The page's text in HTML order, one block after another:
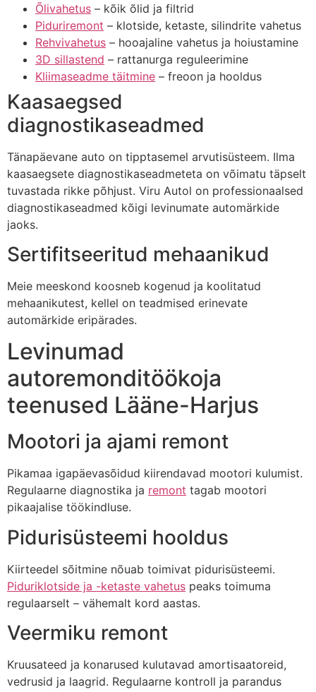
Õlivahetus – kõik õlid ja filtrid
Piduriremont – klotside, ketaste, silindrite vahetus
Rehvivahetus – hooajaline vahetus ja hoiustamine
3D sillastend – rattanurga reguleerimine
Kliimaseadme täitmine – freoon ja hooldus
Kaasaegsed
diagnostikaseadmed
Tänapäevane auto on tipptasemel arvutisüsteem. Ilma
kaasaegsete diagnostikaseadmeteta on võimatu täpselt
tuvastada rikke põhjust. Viru Autol on professionaalsed
diagnostikaseadmed kõigi levinumate automärkide
jaoks.
Sertifitseeritud mehaanikud
Meie meeskond koosneb kogenud ja koolitatud
mehaanikutest, kellel on teadmised erinevate
automärkide eripärades.
Levinumad
autoremonditöökoja
teenused Lääne-Harjus
Mootori ja ajami remont
Pikamaa igapäevasõidud kiirendavad mootori kulumist.
Regulaarne diagnostika ja remont tagab mootori
pikaajalise töökindluse.
Pidurisüsteemi hooldus
Kiirteedel sõitmine nõuab toimivat pidurisüsteemi.
Piduriklotside ja -ketaste vahetus peaks toimuma
regulaarselt – vähemalt kord aastas.
Veermiku remont
Kruusateed ja konarused kulutavad amortisaatoreid,
vedrusid ja laagrid. Regulaarne kontroll ja parandus